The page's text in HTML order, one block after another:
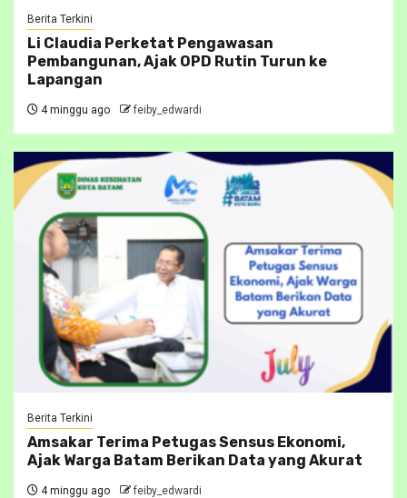
Berita Terkini
Li Claudia Perketat Pengawasan
Pembangunan, Ajak OPD Rutin Turun ke
Lapangan
4 minggu ago feiby_edwardi
Berita Terkini
Amsakar Terima Petugas Sensus Ekonomi,
Ajak Warga Batam Berikan Data yang Akurat
4 minggu ago feiby_edwardi